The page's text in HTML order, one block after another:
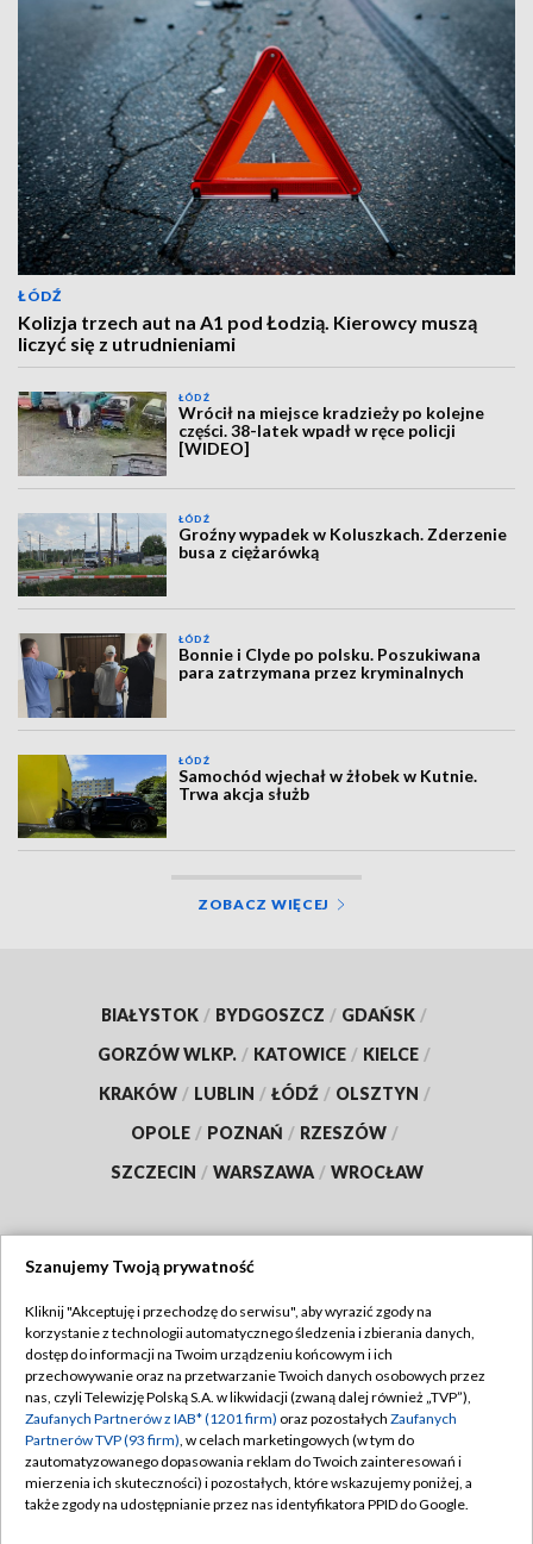
ŁÓDŹ
Kolizja trzech aut na A1 pod Łodzią. Kierowcy muszą
liczyć się z utrudnieniami
ŁÓDŹ
Wrócił na miejsce kradzieży po kolejne
części. 38-latek wpadł w ręce policji
[WIDEO]
ŁÓDŹ
Groźny wypadek w Koluszkach. Zderzenie
busa z ciężarówką
ŁÓDŹ
Bonnie i Clyde po polsku. Poszukiwana
para zatrzymana przez kryminalnych
ŁÓDŹ
Samochód wjechał w żłobek w Kutnie.
Trwa akcja służb
ZOBACZ WIĘCEJ
BIAŁYSTOK / BYDGOSZCZ / GDAŃSK /
GORZÓW WLKP. / KATOWICE / KIELCE /
KRAKÓW / LUBLIN / ŁÓDŹ / OLSZTYN /
OPOLE / POZNAŃ / RZESZÓW /
SZCZECIN / WARSZAWA / WROCŁAW
TVP
Abonament TVP
Emisja w TVP
Centrum informacji TVP
Naziemna Telewizja Cyfrowa
Regulamin TVP
Polityka prywatności
Moje zgody
Pomoc
Szanujemy Twoją prywatność
Kliknij "Akceptuję i przechodzę do serwisu", aby wyrazić zgody na
korzystanie z technologii automatycznego śledzenia i zbierania danych,
dostęp do informacji na Twoim urządzeniu końcowym i ich
przechowywanie oraz na przetwarzanie Twoich danych osobowych przez
nas, czyli Telewizję Polską S.A. w likwidacji (zwaną dalej również „TVP”),
Zaufanych Partnerów z IAB* (1201 firm) oraz pozostałych Zaufanych
Partnerów TVP (93 firm), w celach marketingowych (w tym do
zautomatyzowanego dopasowania reklam do Twoich zainteresowań i
mierzenia ich skuteczności) i pozostałych, które wskazujemy poniżej, a
także zgody na udostępnianie przez nas identyfikatora PPID do Google.